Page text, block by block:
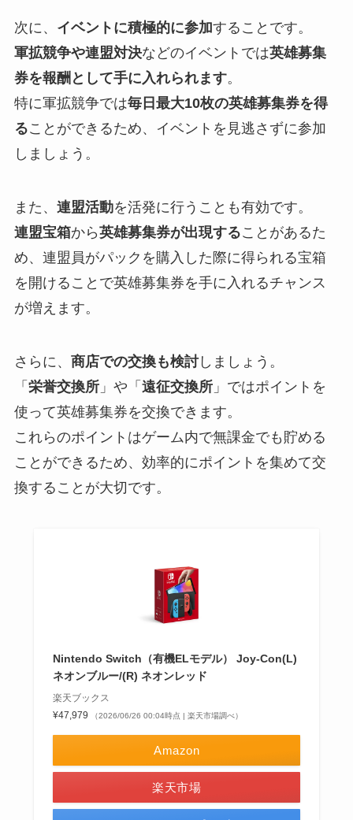
次に、 イベントに積極的に参加することです。
軍拡競争や連盟対決などのイベントでは英雄募集
券を報酬として手に入れられます。
特に軍拡競争では毎日最大10枚の英雄募集券を得
ることができるため、イベントを見逃さずに参加
しましょう。
また、 連盟活動を活発に行うことも有効です。
連盟宝箱から英雄募集券が出現することがあるた
め、連盟員がパックを購入した際に得られる宝箱
を開けることで英雄募集券を手に入れるチャンス
が増えます。
さらに、 商店での交換も検討しましょう。
「 栄誉交換所」や「 遠征交換所」ではポイントを
使って英雄募集券を交換できます。
これらのポイントはゲーム内で無課金でも貯める
ことができるため、効率的にポイントを集めて交
換することが大切です。
Nintendo Switch（有機ELモデル） Joy-Con(L)
ネオンブルー/(R) ネオンレッド
楽天ブックス
¥47,979
（2026/06/26 00:04時点 | 楽天市場調べ）
Amazon
楽天市場